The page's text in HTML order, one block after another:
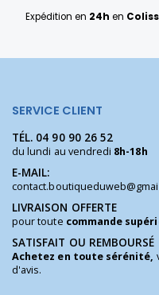
Expédition en 24h en
SERVICE CLIENT
TÉL. 04 90 90 26 52
du lundi au vendredi 8h-18h
E-MAIL:
LIVRAISON OFFERTE
pour toute commande
SATISFAIT OU REMBOURSÉ
Achetez en toute sérénité,
d'avis.